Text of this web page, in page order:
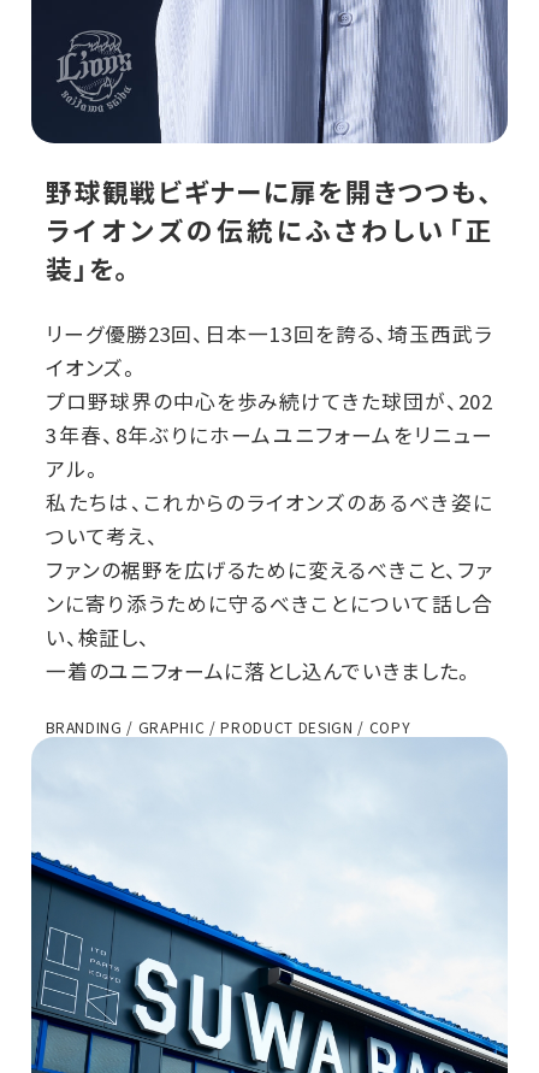
野球観戦ビギナーに扉を開きつつも、
ライオンズの伝統にふさわしい「正
装」を。
リーグ優勝23回、日本一13回を誇る、埼玉西武ラ
イオンズ。
プロ野球界の中心を歩み続けてきた球団が、202
3年春、8年ぶりにホームユニフォームをリニュー
アル。
私たちは、これからのライオンズのあるべき姿に
ついて考え、
ファンの裾野を広げるために変えるべきこと、ファ
ンに寄り添うために守るべきことについて話し合
い、検証し、
一着のユニフォームに落とし込んでいきました。
BRANDING / GRAPHIC / PRODUCT DESIGN / COPY